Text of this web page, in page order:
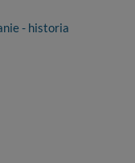
- historia